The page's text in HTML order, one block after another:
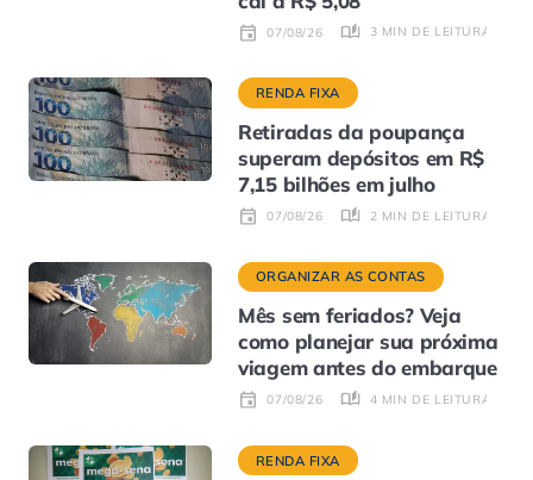
07/08/26 3 MIN DE LEITURA
RENDA FIXA
Retiradas da poupança
superam depósitos em R$
7,15 bilhões em julho
07/08/26 2 MIN DE LEITURA
ORGANIZAR AS CONTAS
Mês sem feriados? Veja
como planejar sua próxima
viagem antes do embarque
07/08/26 4 MIN DE LEITURA
RENDA FIXA